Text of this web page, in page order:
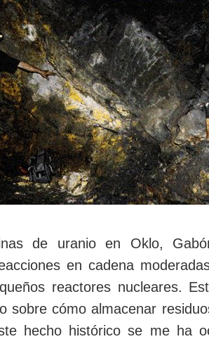
de uranio en Oklo,
en cadena
reactores nucleares.
sobre cómo almacenar
hecho histórico se me ha